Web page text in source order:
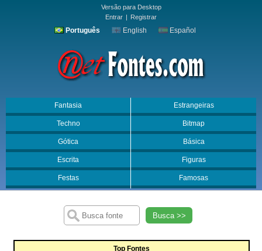
Versão para Desktop
Entrar | Registrar
Português English Español
Fantasia Estrangeiras
Techno Bitmap
Gótica Básica
Escrita Figuras
Festas Famosas
Busca >>
Top Fontes